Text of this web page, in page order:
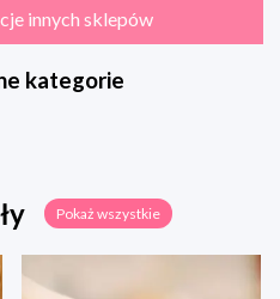
innych sklepów
kategorie
Pokaż wszystkie